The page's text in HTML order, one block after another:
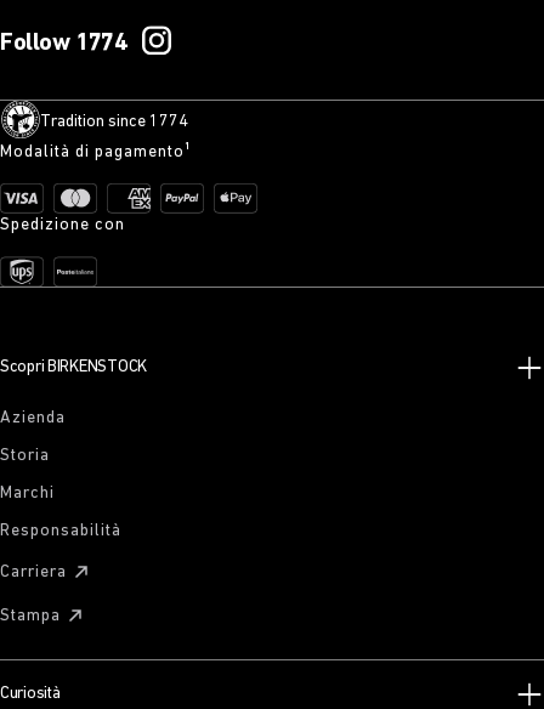
Follow 1774
Tradition since 1774
Modalità di pagamento¹
Spedizione con
Scopri BIRKENSTOCK
Azienda
Storia
Marchi
Responsabilità
Carriera
Stampa
Curiosità